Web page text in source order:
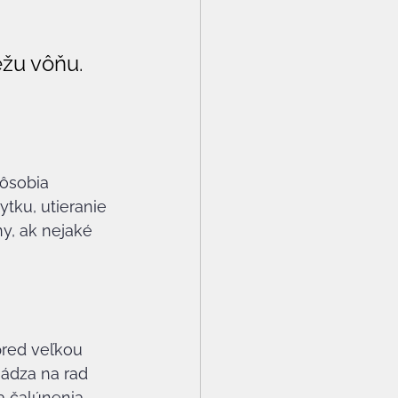
vôňu.
utieranie
ak nejaké
veľkou
na rad